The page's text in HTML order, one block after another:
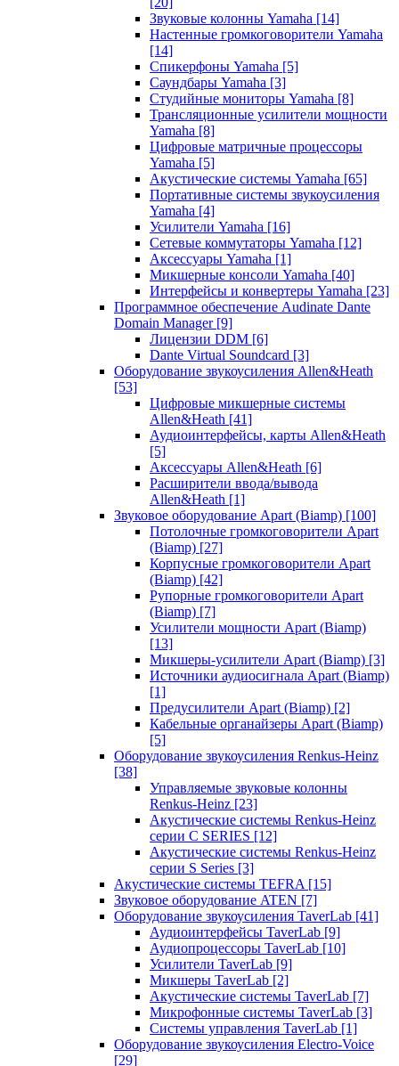
Звуковые колонны Yamaha [14]
Настенные громкоговорители Yamaha
[14]
Спикерфоны Yamaha [5]
Саундбары Yamaha [3]
Студийные мониторы Yamaha [8]
Трансляционные усилители мощности
Yamaha [8]
Цифровые матричные процессоры
Yamaha [5]
Акустические системы Yamaha [65]
Портативные системы звукоусиления
Yamaha [4]
Усилители Yamaha [16]
Сетевые коммутаторы Yamaha [12]
Аксессуары Yamaha [1]
Микшерные консоли Yamaha [40]
Интерфейсы и конвертеры Yamaha [23]
Программное обеспечение Audinate Dante
Domain Manager [9]
Лицензии DDM [6]
Dante Virtual Soundcard [3]
Оборудование звукоусиления Allen&Heath
[53]
Цифровые микшерные системы
Allen&Heath [41]
Аудиоинтерфейсы, карты Allen&Heath
[5]
Аксессуары Allen&Heath [6]
Расширители ввода/вывода
Allen&Heath [1]
Звуковое оборудование Apart (Biamp) [100]
Потолочные громкоговорители Apart
(Biamp) [27]
Корпусные громкоговорители Apart
(Biamp) [42]
Рупорные громкоговорители Apart
(Biamp) [7]
Усилители мощности Apart (Biamp)
[13]
Микшеры-усилители Apart (Biamp) [3]
Источники аудиосигнала Apart (Biamp)
[1]
Предусилители Apart (Biamp) [2]
Кабельные органайзеры Apart (Biamp)
[5]
Оборудование звукоусиления Renkus-Heinz
[38]
Управляемые звуковые колонны
Renkus-Heinz [23]
Акустические системы Renkus-Heinz
серии C SERIES [12]
Акустические системы Renkus-Heinz
серии S Series [3]
Акустические системы TEFRA [15]
Звуковое оборудование ATEN [7]
Оборудование звукоусиления TaverLab [41]
Аудиоинтерфейсы TaverLab [9]
Аудиопроцессоры TaverLab [10]
Усилители TaverLab [9]
Микшеры TaverLab [2]
Акустические системы TaverLab [7]
Микрофонные системы TaverLab [3]
Системы управления TaverLab [1]
Оборудование звукоусиления Electro-Voice
[29]